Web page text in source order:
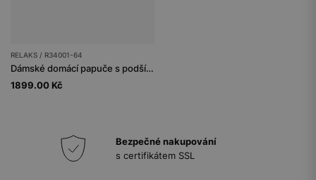
RELAKS / R34001-64
Dámské domácí papuče s podšívkou z měkké ovčí kůže
1899.00 Kč
Bezpečné nakupování
s certifikátem SSL